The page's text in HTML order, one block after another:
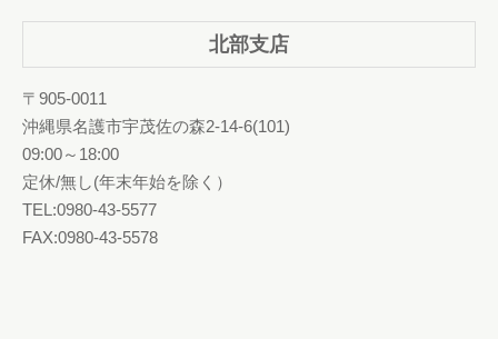
北部支店
〒905-0011
沖縄県名護市宇茂佐の森2-14-6(101)
09:00～18:00
定休/無し(年末年始を除く）
TEL:0980-43-5577
FAX:0980-43-5578